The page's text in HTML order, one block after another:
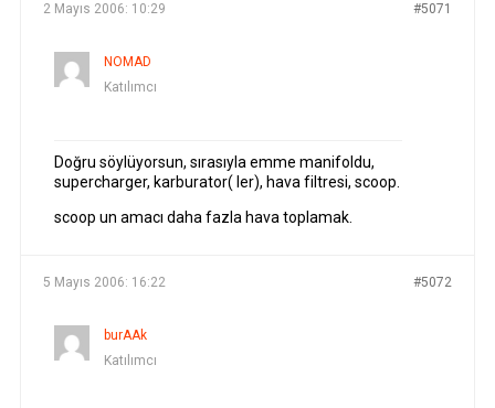
2 Mayıs 2006: 10:29 #5071
NOMAD
Katılımcı
Doğru söylüyorsun, sırasıyla emme manifoldu,
supercharger, karburator( ler), hava filtresi, scoop.
scoop un amacı daha fazla hava toplamak.
5 Mayıs 2006: 16:22 #5072
burAAk
Katılımcı